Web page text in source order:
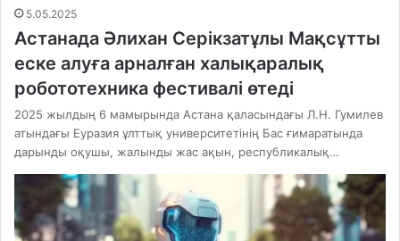
5.05.2025
Астанада Әлихан Серікзатұлы Мақсұтты
еске алуға арналған халықаралық
робототехника фестивалі өтеді
2025 жылдың 6 мамырында Астана қаласындағы Л.Н. Гумилев
атындағы Еуразия ұлттық университетінің Бас ғимаратында
дарынды оқушы, жалынды жас ақын, республикалық…